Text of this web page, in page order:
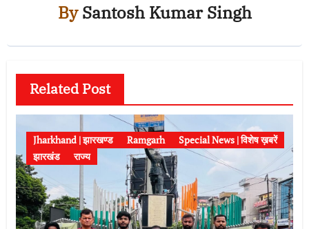
BySantosh Kumar Singh
Related Post
Jharkhand | झारखण्ड Ramgarh
Special News | विशेष ख़बरें
झारखंड
राज्य